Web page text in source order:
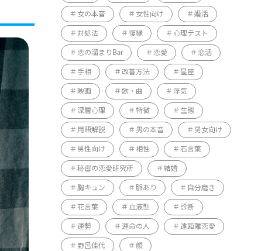
女の本音 女性向け 婚活
対処法 復縁 心理テスト
恋の溜まりBar 恋愛 恋活
手相 改善方法 星座
映画 歌・曲 浮気
深層心理 特徴 生態
用語解説 男の本音 男女向け
男性向け 相性 石言葉
秘密の恋愛研究所 結婚
胸キュン 脈あり 自分磨き
花言葉 血液型 診断
運勢 運命の人 遠距離恋愛
野呂佳代 顔